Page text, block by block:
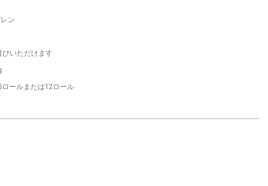
ン
いただけます
ールまたは12ロール